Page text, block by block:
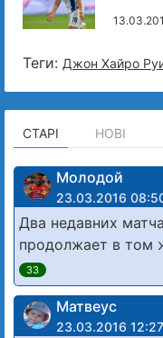
Теги: Джон Хайро
СТАРІ НОВІ
Молодой
23.03.2016
Два недавних
продолжает в том
33
Матвеус
23.03.2016 12:27